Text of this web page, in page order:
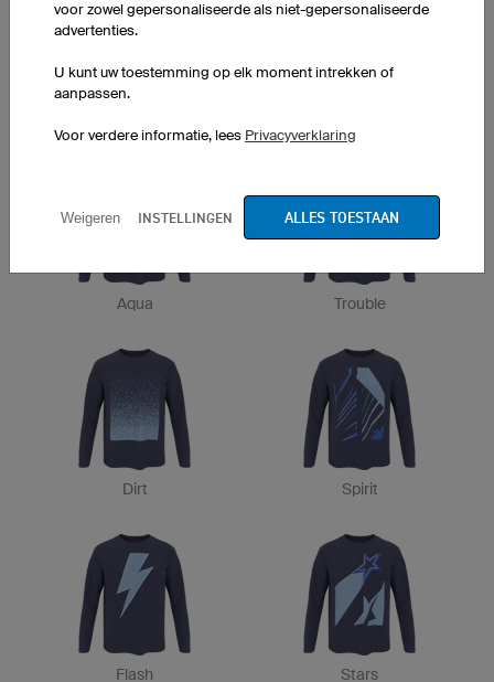
Aqua Trouble
Dirt Spirit
Flash Stars
voor zowel gepersonaliseerde als niet-gepersonaliseerde
advertenties.
U kunt uw toestemming op elk moment intrekken of
aanpassen.
Voor verdere informatie, lees Privacyverklaring
Weigeren INSTELLINGEN ALLES TOESTAAN